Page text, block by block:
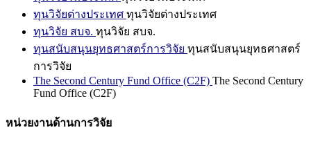
ทุนวิจัยต่างประเทศ ทุนวิจัยต่างประเทศ
ทุนวิจัย สบจ. ทุนวิจัย สบจ.
ทุนสนับสนุนยุทธศาสตร์การวิจัย ทุนสนับสนุนยุทธศาสตร์
การวิจัย
The Second Century Fund Office (C2F) The Second Century
Fund Office (C2F)
หน่วยงานด้านการวิจัย